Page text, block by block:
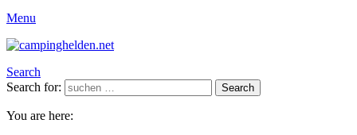
Menu
Search
Search for:
Search
You are here: